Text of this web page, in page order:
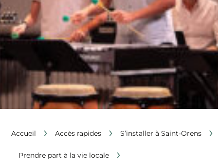
Accueil › Accès rapides › S’installer à Saint-Orens ›
Prendre part à la vie locale ›